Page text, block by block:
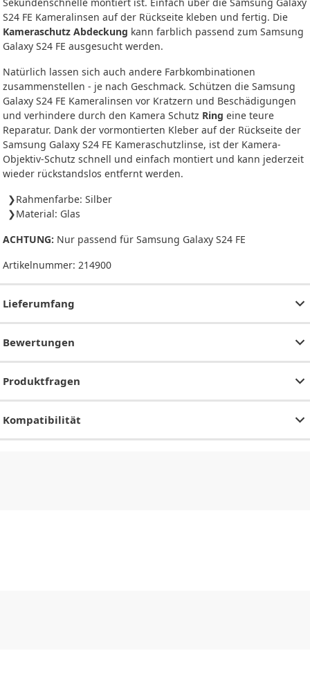
S24 FE Kameralinsen auf der Rückseite kleben und fertig. Die
Kameraschutz Abdeckung kann farblich passend zum Samsung
Galaxy S24 FE ausgesucht werden.
Natürlich lassen sich auch andere Farbkombinationen
zusammenstellen - je nach Geschmack. Schützen die Samsung
Galaxy S24 FE Kameralinsen vor Kratzern und Beschädigungen
und verhindere durch den Kamera Schutz Ring eine teure
Reparatur. Dank der vormontierten Kleber auf der Rückseite der
Samsung Galaxy S24 FE Kameraschutzlinse, ist der Kamera-
Objektiv-Schutz schnell und einfach montiert und kann jederzeit
wieder rückstandslos entfernt werden.
Rahmenfarbe: Silber
Material: Glas
ACHTUNG: Nur passend für Samsung Galaxy S24 FE
Artikelnummer: 214900
Lieferumfang
Bewertungen
Produktfragen
Kompatibilität